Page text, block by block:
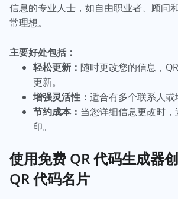
信息的专业人士，如自由职业者、顾问
常理想。
主要好处包括：
轻松更新： 随时更改您的信息，
更新。
增强灵活性： 适合有多个联系人或
节约成本： 当您详细信息更改时
印。
使用免费 QR 代码生成器
QR 代码名片